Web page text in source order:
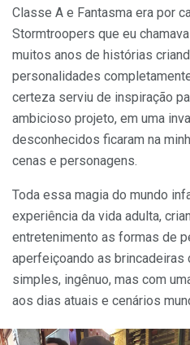
Classe A e Fantasma era por
Stormtroopers que eu
muitos anos de histórias
personalidades
certeza serviu de inspiração
ambicioso projeto, em uma
desconhecidos ficaram na
cenas e personagens.
Toda essa magia do mundo
experiência da vida adulta,
entretenimento as formas de
aperfeiçoando as brincadeiras
simples, ingênuo, mas com
aos dias atuais e cenários